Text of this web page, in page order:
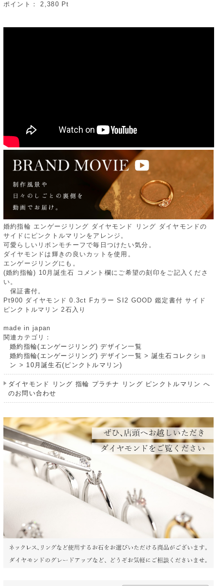
ポイント：2,380 Pt
婚約指輪 エンゲージリング ダイヤモンド リング ダイヤモンドの
サイドにピンクトルマリンをアレンジ。
可愛らしいリボンモチーフで毎日つけたい気分。
ダイヤモンドは輝きの良いカットを使用。
エンゲージリングにも。
(婚約指輪) 10月誕生石 コメント欄にご希望の刻印をご記入くださ
い。
保証書付。
Pt900 ダイヤモンド 0.3ct Fカラー SI2 GOOD 鑑定書付 サイド
ピンクトルマリン 2石入り
made in japan
関連カテゴリ：
婚約指輪(エンゲージリング) デザイン一覧
婚約指輪(エンゲージリング) デザイン一覧 > 誕生石コレクショ
ン > 10月誕生石(ピンクトルマリン)
ダイヤモンド リング 指輪 プラチナ リング ピンクトルマリン へ
のお問い合わせ